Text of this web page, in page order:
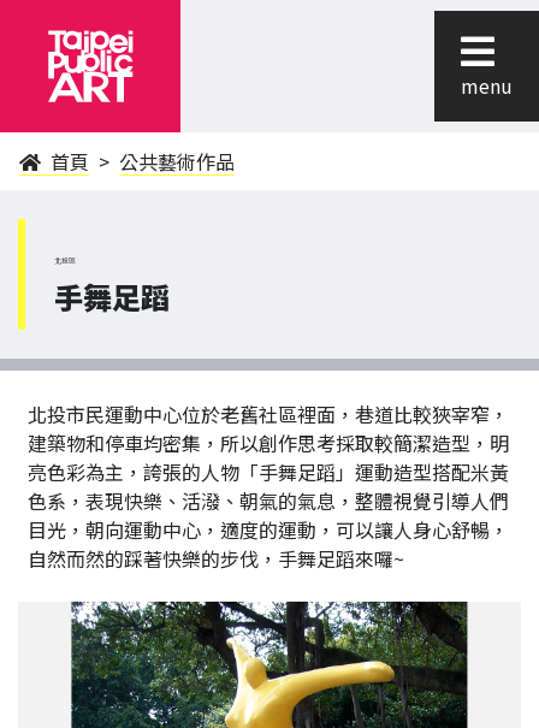
menu
首頁 公共藝術作品
北投區
手舞足蹈
北投市民運動中心位於老舊社區裡面，巷道比較狹宰窄，
建築物和停車均密集，所以創作思考採取較簡潔造型，明
亮色彩為主，誇張的人物「手舞足蹈」運動造型搭配米黃
色系，表現快樂、活潑、朝氣的氣息，整體視覺引導人們
目光，朝向運動中心，適度的運動，可以讓人身心舒暢，
自然而然的踩著快樂的步伐，手舞足蹈來囉~